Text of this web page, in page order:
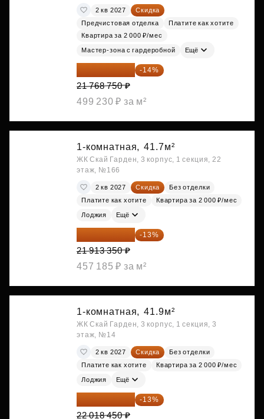
2 кв 2027
Скидка
Предчистовая отделка
Платите как хотите
Квартира за 2 000 ₽/мес
Мастер-зона с гардеробной Ещё
18 721 125 ₽ -14%
21 768 750 ₽
499 230 ₽ за м²
1-комнатная, 41.7м²
ЖК Скай Гарден, 3 корпус, 1 секция, 22
этаж, №166
2 кв 2027 Скидка
Без отделки
Платите как хотите
Квартира за 2 000 ₽/мес
Лоджия Ещё
19 064 615 ₽ -13%
21 913 350 ₽
457 185 ₽ за м²
1-комнатная, 41.9м²
ЖК Скай Гарден, 3 корпус, 1 секция, 3
этаж, №14
2 кв 2027 Скидка
Без отделки
Платите как хотите
Квартира за 2 000 ₽/мес
Лоджия Ещё
19 156 052 ₽ -13%
22 018 450 ₽